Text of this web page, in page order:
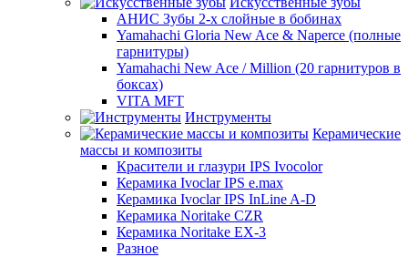
АНИС Зубы 2-х слойные в бобинах
Yamahachi Gloria New Ace & Naperce (полные
гарнитуры)
Yamahachi New Ace / Million (20 гарнитуров в
боксах)
VITA MFT
Инструменты
Керамические
массы и композиты
Красители и глазури IPS Ivocolor
Керамика Ivoclar IPS e.max
Керамика Ivoclar IPS InLine A-D
Керамика Noritake CZR
Керамика Noritake EX-3
Разное